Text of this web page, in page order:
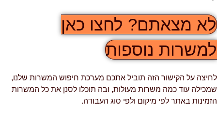
לא מצאתם? לחצו כאן
למשרות נוספות
לחיצה על הקישור הזה תוביל אתכם מערכת חיפוש המשרות שלנו,
שמכילה עוד כמה משרות מעולות, ובה תוכלו לסנן את כל המשרות
הזמינות באתר לפי מיקום ולפי סוג העבודה.